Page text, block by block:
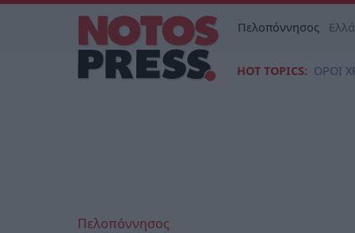
Πελοπόννησος
HOT TOPICS: ΟΡΟΙ
Πελοπόννησος